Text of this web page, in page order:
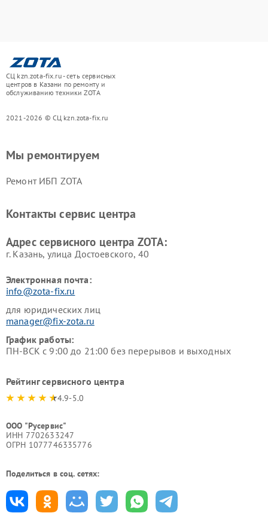
СЦ kzn.zota-fix.ru - сеть сервисных
центров в Казани по ремонту и
обслуживанию техники ZOTA
2021-2026 © СЦ kzn.zota-fix.ru
Мы ремонтируем
Ремонт ИБП ZOTA
Контакты сервис центра
Адрес сервисного центра ZOTA:
г. Казань, улица Достоевского, 40
Электронная почта:
info@zota-fix.ru
для юридических лиц
manager@fix-zota.ru
График работы:
ПН-ВСК с 9:00 до 21:00 без перерывов и выходных
Рейтинг сервисного центра
4.9-5.0
ООО "Русервис"
ИНН 7702633247
ОГРН 1077746335776
Поделиться в соц. сетях: